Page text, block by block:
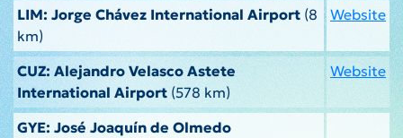
LIM: Jorge Chávez International Airport (8
km)
Website
CUZ: Alejandro Velasco Astete
International Airport(578 km)
Website
GYE: José Joaquín de Olmedo